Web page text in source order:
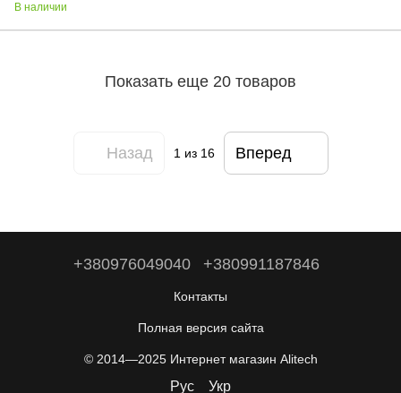
В наличии
Показать еще 20 товаров
Назад 1 из 16 Вперед
+380976049040 +380991187846
Контакты
Полная версия сайта
© 2014—2025 Интернет магазин Alitech
Рус Укр